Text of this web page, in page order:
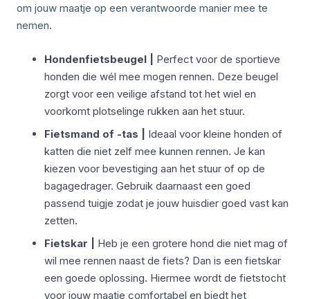
om jouw maatje op een verantwoorde manier mee te
nemen.
Hondenfietsbeugel |
Perfect voor de sportieve
honden die wél mee mogen rennen. Deze beugel
zorgt voor een veilige afstand tot het wiel en
voorkomt plotselinge rukken aan het stuur.
Fietsmand of -tas |
Ideaal voor kleine honden of
katten die niet zelf mee kunnen rennen. Je kan
kiezen voor bevestiging aan het stuur of op de
bagagedrager. Gebruik daarnaast een goed
passend tuigje zodat je jouw huisdier goed vast kan
zetten.
Fietskar |
Heb je een grotere hond die niet mag of
wil mee rennen naast de fiets? Dan is een fietskar
een goede oplossing. Hiermee wordt de fietstocht
voor jouw maatje comfortabel en biedt het